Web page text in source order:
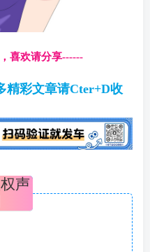
喜欢请分享------
精彩文章请Cter+D收
声